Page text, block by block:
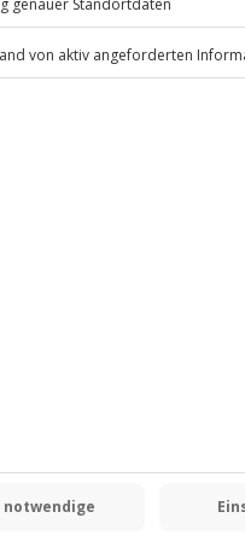
anfallen (die Kosten sind
bis 4 Jahre)